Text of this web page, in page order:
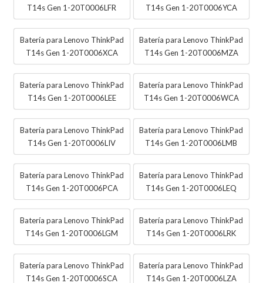
T14s Gen 1-20T0006LFR
T14s Gen 1-20T0006YCA
Batería para Lenovo ThinkPad
T14s Gen 1-20T0006XCA
Batería para Lenovo ThinkPad
T14s Gen 1-20T0006MZA
Batería para Lenovo ThinkPad
T14s Gen 1-20T0006LEE
Batería para Lenovo ThinkPad
T14s Gen 1-20T0006WCA
Batería para Lenovo ThinkPad
T14s Gen 1-20T0006LIV
Batería para Lenovo ThinkPad
T14s Gen 1-20T0006LMB
Batería para Lenovo ThinkPad
T14s Gen 1-20T0006PCA
Batería para Lenovo ThinkPad
T14s Gen 1-20T0006LEQ
Batería para Lenovo ThinkPad
T14s Gen 1-20T0006LGM
Batería para Lenovo ThinkPad
T14s Gen 1-20T0006LRK
Batería para Lenovo ThinkPad
T14s Gen 1-20T0006SCA
Batería para Lenovo ThinkPad
T14s Gen 1-20T0006LZA